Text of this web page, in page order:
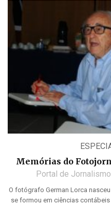
Memórias do
Portal de Jornalismo
O fotógrafo German Lorca
se formou em ciências